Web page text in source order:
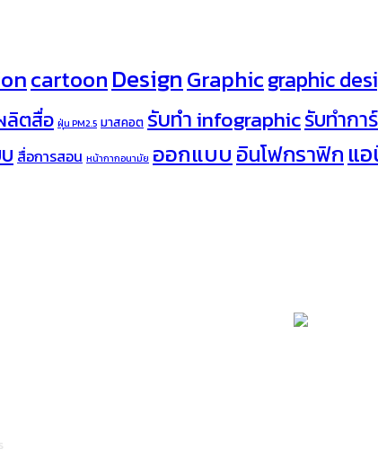
cartoonDesignGraphicgraphic
ลิตสื่อ ฝุ่น PM2.5 มาสคอต รับทำ infographicรับทำกา
สื่อการสอน หน้ากากอนามัย ออกแบบ อินโฟกราฟิก แ